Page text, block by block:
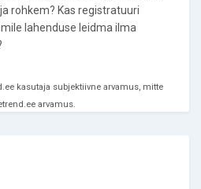
rohkem? Kas registratuuri
lahenduse leidma ilma
kasutaja subjektiivne arvamus, mitte
arvamus.